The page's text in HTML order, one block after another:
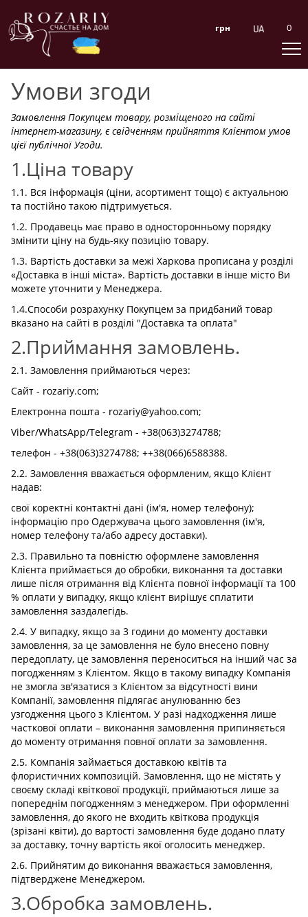
грн 0
Умови згоди
Замовлення Покупцем товару, розміщеного на сайті
інтернет-магазину, є свідченням прийняття Клієнтом умов
цієї публічної Угоди.
1.Ціна товару
1.1. Вся інформація (ціни, асортимент тощо) є актуальною
та постійно такою підтримується.
1.2. Продавець має право в односторонньому порядку
змінити ціну на будь-яку позицію товару.
1.3. Вартість доставки за межі Харкова прописана у розділі
«Доставка в інші міста». Вартість доставки в інше місто Ви
можете уточнити у Менеджера.
1.4.Способи розрахунку Покупцем за придбаний товар
вказано на сайті в розділі "Доставка та оплата"
2.Приймання замовлень.
2.1. Замовлення приймаються через:
Сайт - rozariy.com;
Електронна пошта - rozariy@yahoo.com;
Viber/WhatsApp/Telegram - +38(063)3274788;
телефон - +38(063)3274788; ++38(066)6588388.
2.2. Замовлення вважається оформленим, якщо Клієнт
надав:
свої коректні контактні дані (ім'я, номер телефону);
інформацію про Одержувача цього замовлення (ім'я,
номер телефону та/або адресу доставки).
2.3. Правильно та повністю оформлене замовлення
Клієнта приймається до обробки, виконання та доставки
лише після отримання від Клієнта повної інформації та 100
% оплати у випадку, якщо клієнт вирішує сплатити
замовлення заздалегідь.
2.4. У випадку, якщо за 3 години до моменту доставки
замовлення, за це замовлення не було внесено повну
передоплату, це замовлення переноситься на інший час за
погодженням з Клієнтом. Якщо в такому випадку Компанія
не змогла зв'язатися з Клієнтом за відсутності вини
Компанії, замовлення підлягає анулюванню без
узгодження цього з Клієнтом. У разі надходження лише
часткової оплати – виконання замовлення припиняється
до моменту отримання повної оплати за замовлення.
2.5. Компанія займається доставкою квітів та
флористичних композицій. Замовлення, що не містять у
своєму складі квіткової продукції, приймаються лише за
попереднім погодженням з менеджером. При оформленні
замовлення, до якого не входить квіткова продукція
(зрізані квіти), до вартості замовлення буде додано плату
за доставку, точну вартість якої оголосить менеджер.
2.6. Прийнятим до виконання вважається замовлення,
підтверджене Менеджером.
3.Обробка замовлень.